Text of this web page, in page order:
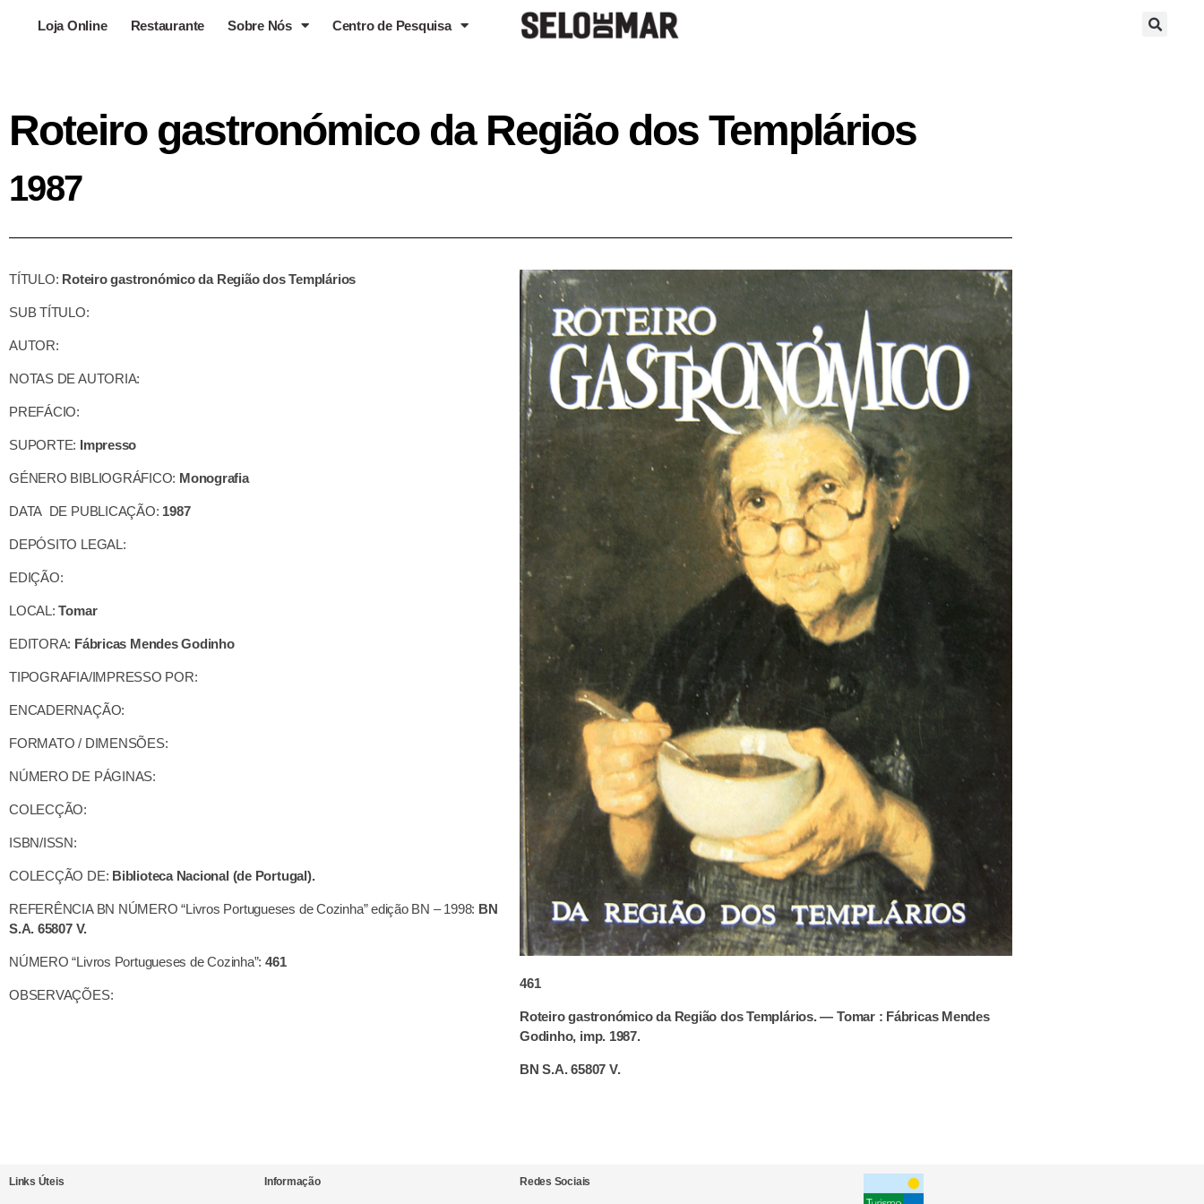
Loja Online Restaurante Sobre Nós Centro de Pesquisa
Roteiro gastronómico da Região dos Templários
1987
TÍTULO: Roteiro gastronómico da Região dos Templários
SUB TÍTULO:
AUTOR:
NOTAS DE AUTORIA:
PREFÁCIO:
SUPORTE: Impresso
GÉNERO BIBLIOGRÁFICO: Monografia
DATA DE PUBLICAÇÃO: 1987
DEPÓSITO LEGAL:
EDIÇÃO:
LOCAL:Tomar
EDITORA: Fábricas Mendes Godinho
TIPOGRAFIA/IMPRESSO POR:
ENCADERNAÇÃO:
FORMATO / DIMENSÕES:
NÚMERO DE PÁGINAS:
COLECÇÃO:
ISBN/ISSN:
COLECÇÃO DE: Biblioteca Nacional (de Portugal).
REFERÊNCIA BN NÚMERO “Livros Portugueses de Cozinha” edição BN – 1998: BN
S.A. 65807 V.
NÚMERO “Livros Portugueses de Cozinha”: 461
OBSERVAÇÕES:
461
Roteiro gastronómico da Região dos Templários. — Tomar : Fábricas Mendes
Godinho, imp. 1987.
BN S.A. 65807 V.
Links Úteis Informação Redes Sociais